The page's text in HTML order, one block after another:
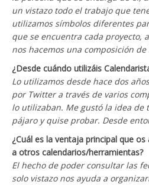
un vistazo todo el trabajo que
utilizamos símbolos diferentes
que se encuentra cada proyecto,
nos hacemos una composición
¿Desde cuándo utilizáis
Lo utilizamos desde hace dos
por Twitter a través de varios
lo utilizaban. Me gustó la idea de
pájaro y quise probar. Desde
¿Cuál es la ventaja principal que
a otros calendarios/herramientas?
El hecho de poder consultar las
solo vistazo nos ayuda a